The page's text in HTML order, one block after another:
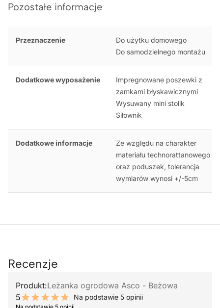
Pozostałe informacje
Przeznaczenie
Do użytku domowego
Do samodzielnego montażu
Dodatkowe wyposażenie
Impregnowane poszewki z
zamkami błyskawicznymi
Wysuwany mini stolik
Siłownik
Dodatkowe informacje
Ze względu na charakter
materiału technorattanowego
oraz poduszek, tolerancja
wymiarów wynosi +/-5cm
Recenzje
Produkt:Leżanka ogrodowa Asco - Beżowa
5
10 out of 10 stars
Na podstawie 5 opinii